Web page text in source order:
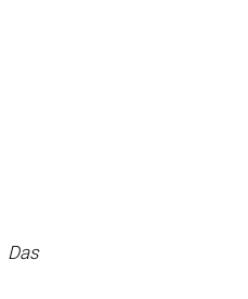
Das